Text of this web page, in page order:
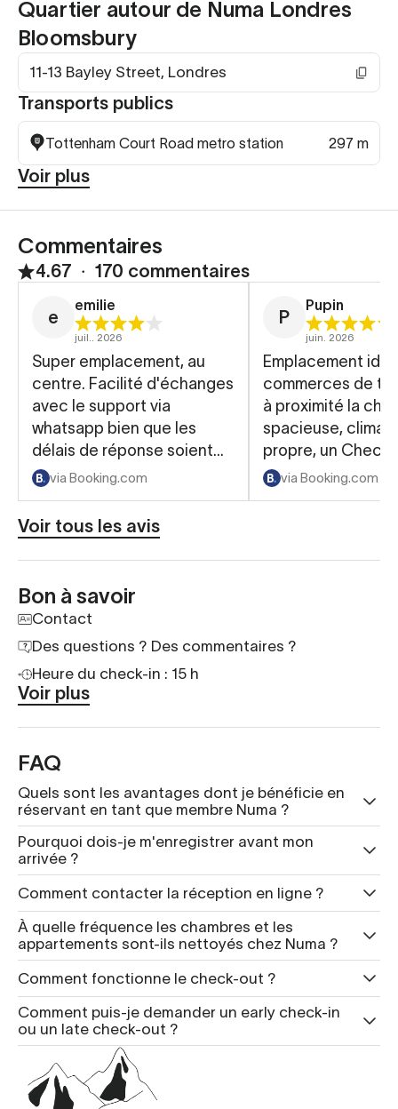
Quartier autour de Numa Londres
Bloomsbury
11-13 Bayley Street, Londres
Transports publics
Tottenham Court Road metro station 297 m
Voir plus
Commentaires
4.67 ∙ 170 commentaires
e
emilie
juil.. 2026
Super emplacement, au
centre. Facilité d'échanges
avec le support via
whatsapp bien que les
délais de réponse soient
parfois un peu longs.
services digitaux (check in
check out)
via Booking.com
P
Pupin
juin. 2026
Emplacement idéal,
commerces de
à proximité la
spacieuse,
propre, un Check
Check out
via Booking.com
Voir tous les avis
Bon à savoir
Contact
Des questions ? Des commentaires ?
Heure du check-in : 15 h
Voir plus
FAQ
Quels sont les avantages dont je bénéficie en
réservant en tant que membre Numa ?
Pourquoi dois-je m'enregistrer avant mon
arrivée ?
Comment contacter la réception en ligne ?
À quelle fréquence les chambres et les
appartements sont-ils nettoyés chez Numa ?
Comment fonctionne le check-out ?
Comment puis-je demander un early check-in
ou un late check-out ?